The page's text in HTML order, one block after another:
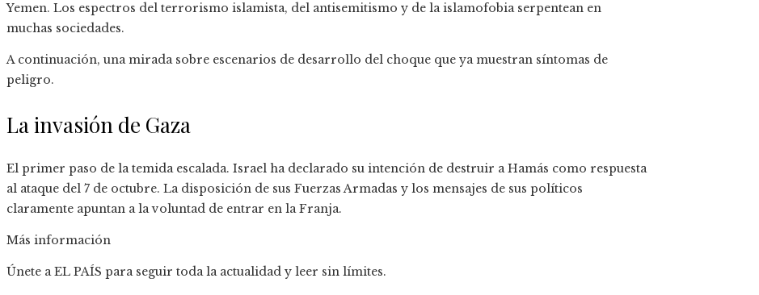
Yemen. Los espectros del terrorismo islamista, del antisemitismo y de la islamofobia serpentean en
muchas sociedades.
A continuación, una mirada sobre escenarios de desarrollo del choque que ya muestran síntomas de
peligro.
La invasión de Gaza
El primer paso de la temida escalada. Israel ha declarado su intención de destruir a Hamás como respuesta
al ataque del 7 de octubre. La disposición de sus Fuerzas Armadas y los mensajes de sus políticos
claramente apuntan a la voluntad de entrar en la Franja.
Más información
Únete a EL PAÍS para seguir toda la actualidad y leer sin límites.